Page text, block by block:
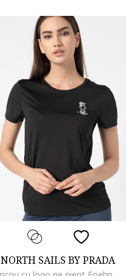
NORTH SAILS BY PRADA